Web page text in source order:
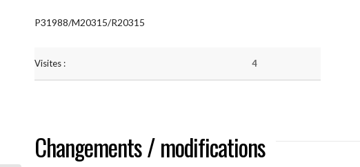
P31988/M20315/R20315
Visites : 4
Changements / modifications